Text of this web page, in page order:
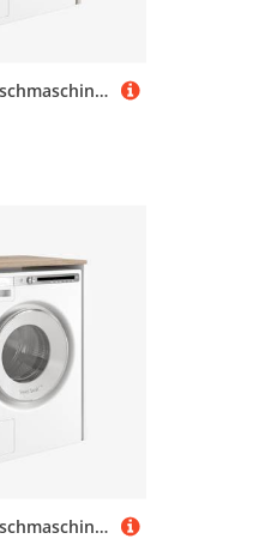
PLATAN ROOM Waschmaschinenschrank 90 x 65 x 50/56 cm geeignet für Waschmaschine & Wäschetrockner, Waschmaschinenschrank Überbauschrank, Badezimmermöbel (Kaschmir, 56 cm tief)
PLATAN ROOM Waschmaschinenschrank 90 x 65 x 50/56 cm geeignet für Waschmaschine & Wäschetrockner, Waschmaschinenschrank Überbauschrank, Badezimmermöbel (Weiß/Sonoma Eiche, 50 cm tief)